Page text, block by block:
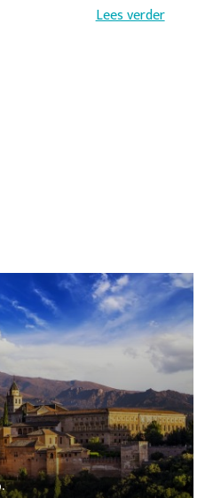
van Australië met de
Lees verder